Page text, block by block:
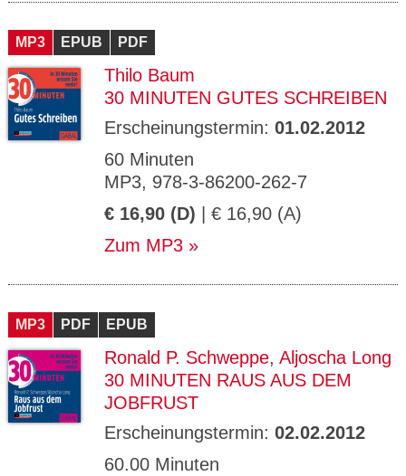
MP3 EPUB PDF
Thilo Baum
30 MINUTEN GUTES SCHREIBEN
Erscheinungstermin: 01.02.2012
60 Minuten
MP3, 978-3-86200-262-7
€ 16,90 (D) | € 16,90 (A)
Zum MP3
MP3 PDF EPUB
Ronald P. Schweppe, Aljoscha Long
30 MINUTEN RAUS AUS DEM
JOBFRUST
Erscheinungstermin: 02.02.2012
60.00 Minuten